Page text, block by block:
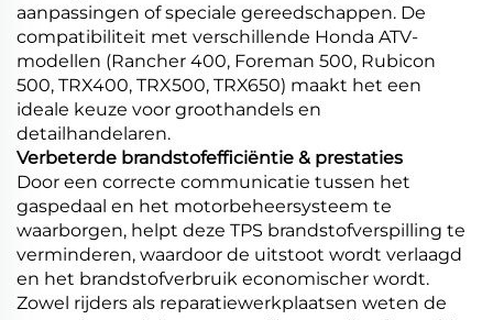
aanpassingen of speciale gereedschappen. De
compatibiliteit met verschillende Honda ATV-
modellen (Rancher 400, Foreman 500, Rubicon
500, TRX400, TRX500, TRX650) maakt het een
ideale keuze voor groothandels en
detailhandelaren.
Verbeterde brandstofefficiëntie & prestaties
Door een correcte communicatie tussen het
gaspedaal en het motorbeheersysteem te
waarborgen, helpt deze TPS brandstofverspilling te
verminderen, waardoor de uitstoot wordt verlaagd
en het brandstofverbruik economischer wordt.
Zowel rijders als reparatiewerkplaatsen weten de